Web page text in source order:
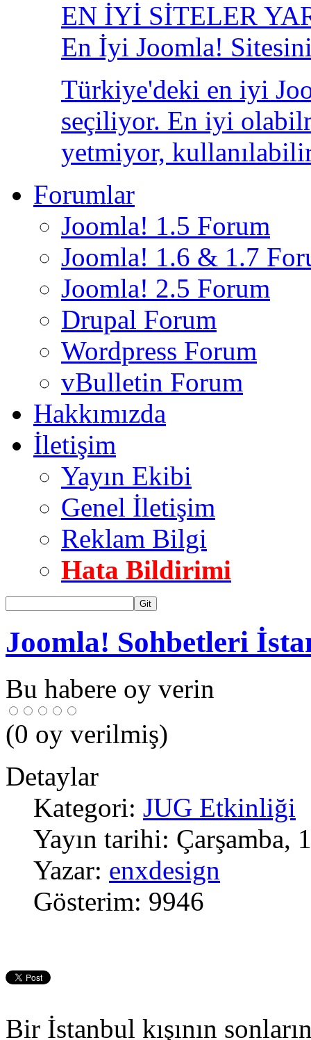
EN İYİ SİTELER
En İyi Joomla!
Türkiye'deki en iyi
seçiliyor. En iyi
yetmiyor,
Forumlar
Joomla! 1.5 Forum
Joomla! 1.6 & 1.7
Joomla! 2.5 Forum
Drupal Forum
Wordpress Forum
vBulletin Forum
Hakkımızda
İletişim
Yayın Ekibi
Genel İletişim
Reklam Bilgi
Hata Bildirimi
Git
Joomla! Sohbetleri
Bu habere oy verin
(0 oy verilmiş)
Detaylar
Kategori: JUG Etkinliği
Yayın tarihi: Çarşamba,
Yazar: enxdesign
Gösterim: 9946
Bir İstanbul kışının